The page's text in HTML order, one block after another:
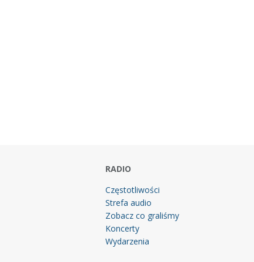
RADIO
Częstotliwości
Strefa audio
Zobacz co graliśmy
Koncerty
Wydarzenia